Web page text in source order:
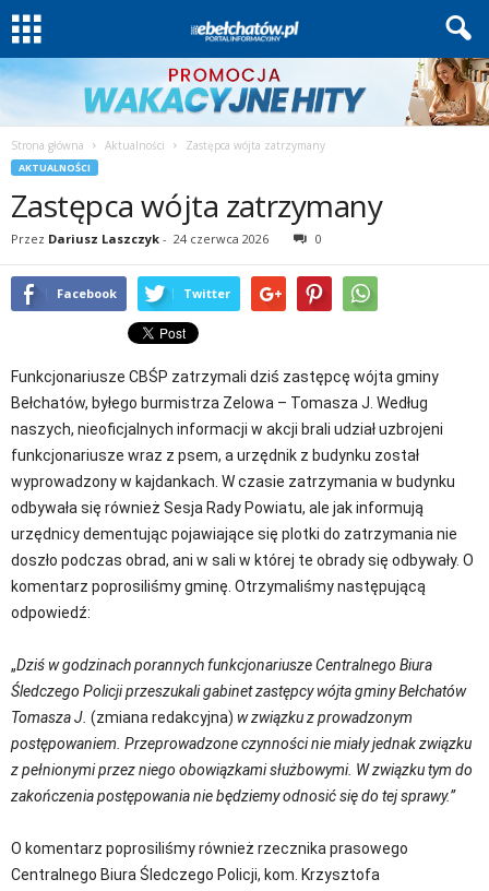
Strona główna Aktualności Zastępca wójta zatrzymany
AKTUALNOŚCI
Zastępca wójta zatrzymany
Przez Dariusz Laszczyk - 24 czerwca 2026 0
Facebook Twitter
Funkcjonariusze CBŚP zatrzymali dziś zastępcę wójta gminy
Bełchatów, byłego burmistrza Zelowa – Tomasza J. Według
naszych, nieoficjalnych informacji w akcji brali udział uzbrojeni
funkcjonariusze wraz z psem, a urzędnik z budynku został
wyprowadzony w kajdankach. W czasie zatrzymania w budynku
odbywała się również Sesja Rady Powiatu, ale jak informują
urzędnicy dementując pojawiające się plotki do zatrzymania nie
doszło podczas obrad, ani w sali w której te obrady się odbywały. O
komentarz poprosiliśmy gminę. Otrzymaliśmy następującą
odpowiedź:
„Dziś w godzinach porannych funkcjonariusze Centralnego Biura
Śledczego Policji przeszukali gabinet zastępcy wójta gminy Bełchatów
Tomasza J. (zmiana redakcyjna) w związku z prowadzonym
postępowaniem. Przeprowadzone czynności nie miały jednak związku
z pełnionymi przez niego obowiązkami służbowymi. W związku tym do
zakończenia postępowania nie będziemy odnosić się do tej sprawy.”
O komentarz poprosiliśmy również rzecznika prasowego
Centralnego Biura Śledczego Policji, kom. Krzysztofa